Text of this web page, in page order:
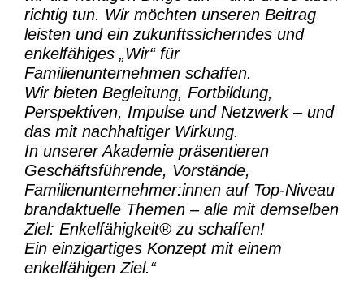
richtig tun. Wir möchten unseren Beitrag
leisten und ein zukunftssicherndes und
enkelfähiges „Wir“ für
Familienunternehmen schaffen.
Wir bieten Begleitung, Fortbildung,
Perspektiven, Impulse und Netzwerk – und
das mit nachhaltiger Wirkung.
In unserer Akademie präsentieren
Geschäftsführende, Vorstände,
Familienunternehmer:innen auf Top-Niveau
brandaktuelle Themen – alle mit demselben
Ziel: Enkelfähigkeit® zu schaffen!
Ein einzigartiges Konzept mit einem
enkelfähigen Ziel.“